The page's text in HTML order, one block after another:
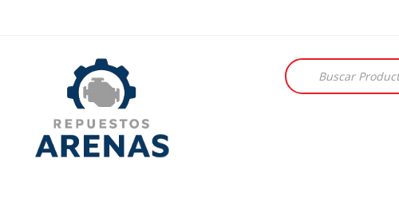
Búsqueda
de
productos